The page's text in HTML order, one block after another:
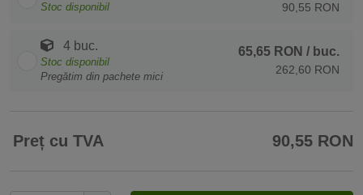
Stoc disponibil 90,55 RON
4 buc.
Stoc disponibil
Pregătim din pachete mici
65,65 RON / buc.
262,60 RON
Preț cu TVA 90,55 RON